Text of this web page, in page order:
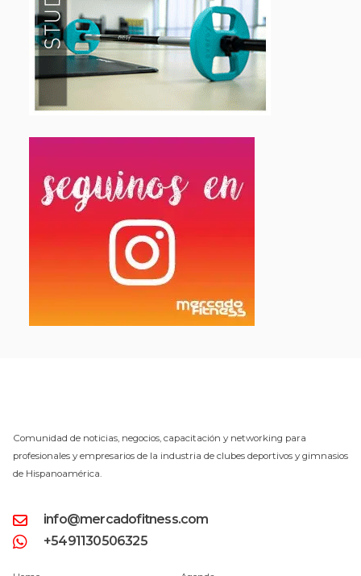
Comunidad de noticias, negocios, capacitación y networking para
profesionales y empresarios de la industria de clubes deportivos y gimnasios
de Hispanoamérica.
info@mercadofitness.com
+5491130506325